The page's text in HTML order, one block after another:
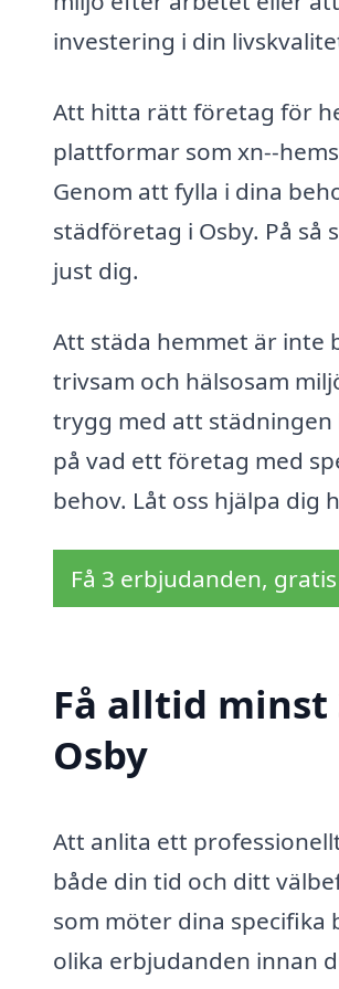
investering i din
Att hitta rätt företag för
plattformar som xn--
Genom att fylla i dina
städföretag i Osby. På
just dig.
Att städa hemmet är inte
trivsam och hälsosam
trygg med att
på vad ett företag med
behov. Låt oss hjälpa
Få 3 erbjudanden,
Få alltid
Osby
Att anlita ett
både din tid och ditt
som möter dina
olika erbjudanden innan